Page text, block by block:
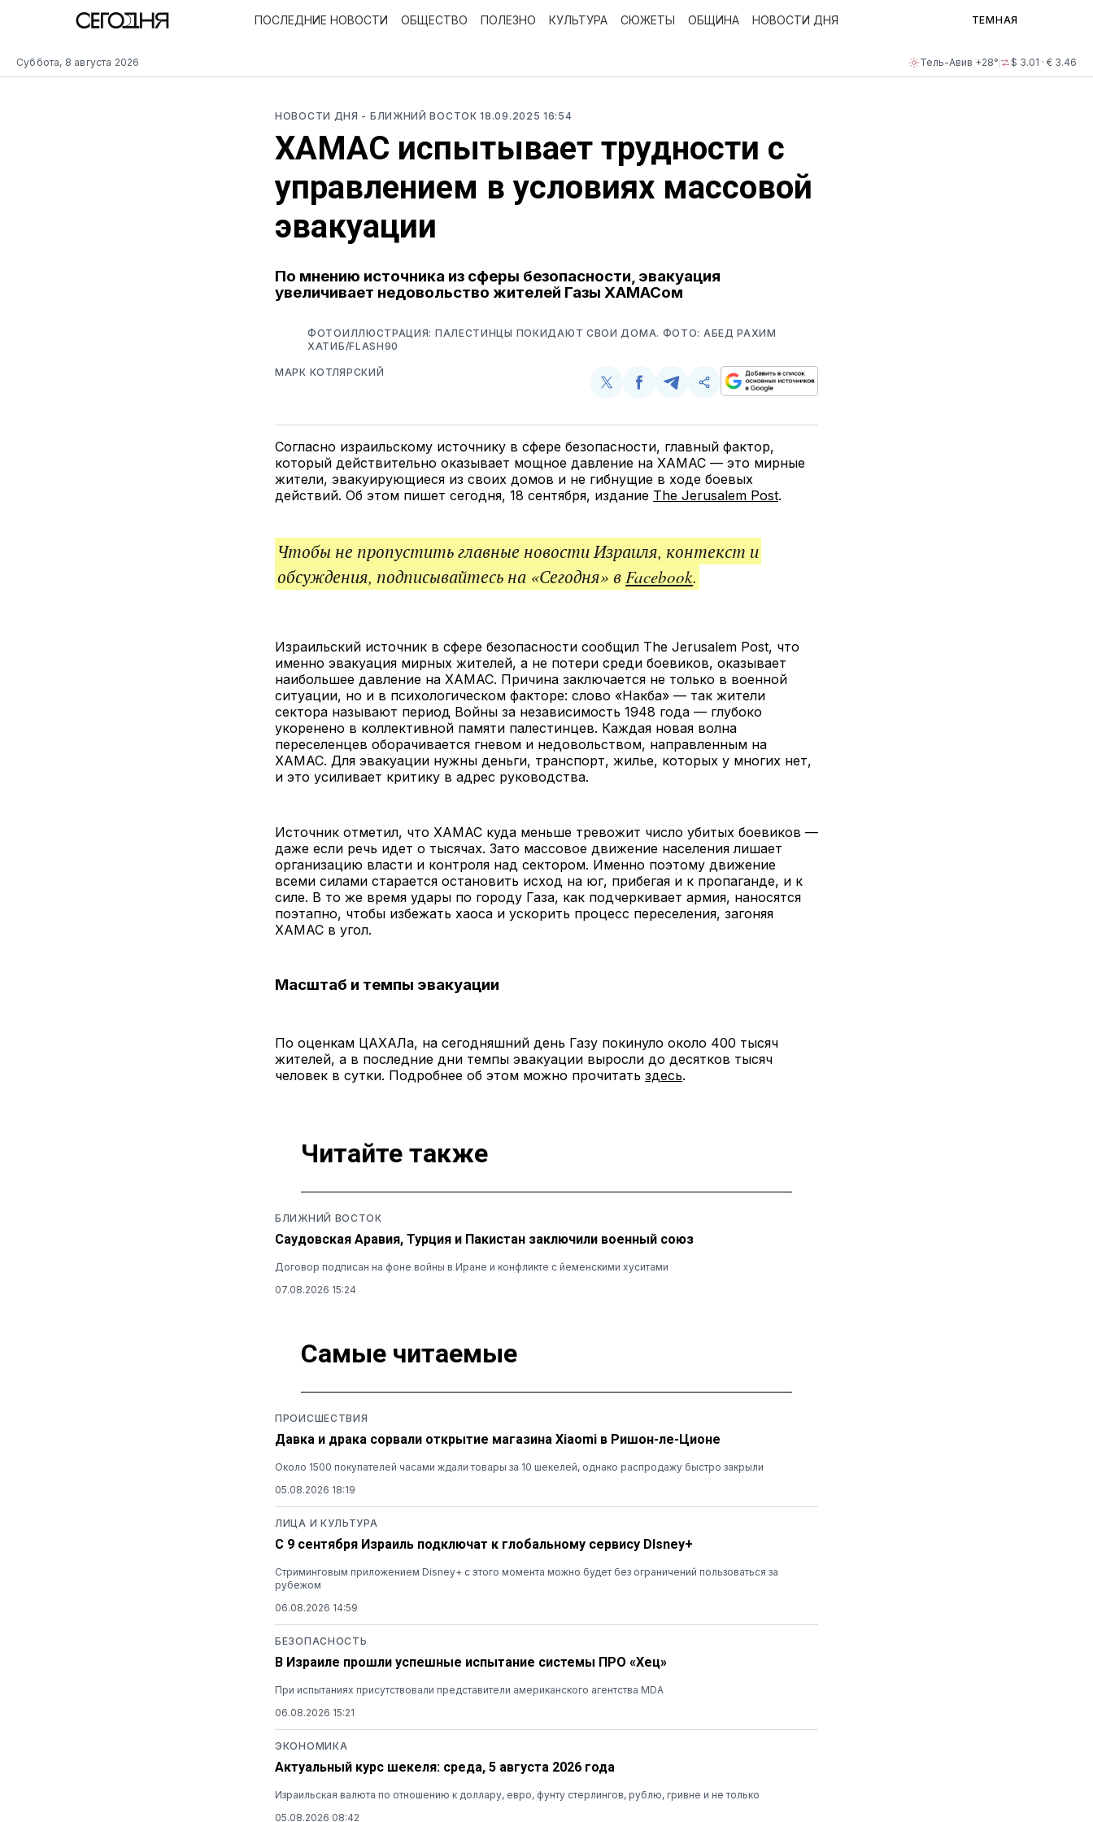
Суббота, 8 августа 2026 Тель-Авив +28° $ 3.01 · € 3.46
ПОСЛЕДНИЕ НОВОСТИ ОБЩЕСТВО ПОЛЕЗНО КУЛЬТУРА СЮЖЕТЫ ОБЩИНА НОВОСТИ ДНЯ ТЕМНАЯ
НОВОСТИ ДНЯ - БЛИЖНИЙ ВОСТОК18.09.2025 16:54
ХАМАС испытывает трудности с
управлением в условиях массовой
эвакуации
По мнению источника из сферы безопасности, эвакуация
увеличивает недовольство жителей Газы ХАМАСом
ФОТОИЛЛЮСТРАЦИЯ: ПАЛЕСТИНЦЫ ПОКИДАЮТ СВОИ ДОМА. ФОТО: АБЕД РАХИМ
ХАТИБ/FLASH90
МАРК КОТЛЯРСКИЙ
Поделиться
Twitter
Поделиться
Facebook
Поделиться
Telegram
Скопируйте
поделитесь
ссылкой
Согласно израильскому источнику в сфере безопасности, главный фактор,
который действительно оказывает мощное давление на ХАМАС — это мирные
жители, эвакуирующиеся из своих домов и не гибнущие в ходе боевых
действий. Об этом пишет сегодня, 18 сентября, издание The Jerusalem Post.
Чтобы не пропустить главные новости Израиля, контекст и
обсуждения, подписывайтесь на «Сегодня» вFacebook.
Израильский источник в сфере безопасности сообщил The Jerusalem Post, что
именно эвакуация мирных жителей, а не потери среди боевиков, оказывает
наибольшее давление на ХАМАС. Причина заключается не только в военной
ситуации, но и в психологическом факторе: слово «Накба» — так жители
сектора называют период Войны за независимость 1948 года — глубоко
укоренено в коллективной памяти палестинцев. Каждая новая волна
переселенцев оборачивается гневом и недовольством, направленным на
ХАМАС. Для эвакуации нужны деньги, транспорт, жилье, которых у многих нет,
и это усиливает критику в адрес руководства.
Источник отметил, что ХАМАС куда меньше тревожит число убитых боевиков —
даже если речь идет о тысячах. Зато массовое движение населения лишает
организацию власти и контроля над сектором. Именно поэтому движение
всеми силами старается остановить исход на юг, прибегая и к пропаганде, и к
силе. В то же время удары по городу Газа, как подчеркивает армия, наносятся
поэтапно, чтобы избежать хаоса и ускорить процесс переселения, загоняя
ХАМАС в угол.
Масштаб и темпы эвакуации
По оценкам ЦАХАЛа, на сегодняшний день Газу покинуло около 400 тысяч
жителей, а в последние дни темпы эвакуации выросли до десятков тысяч
человек в сутки. Подробнее об этом можно прочитать здесь.
Читайте также
БЛИЖНИЙ ВОСТОК
Саудовская Аравия, Турция и Пакистан заключили военный союз
Договор подписан на фоне войны в Иране и конфликте с йеменскими хуситами
07.08.2026 15:24
Самые читаемые
ПРОИСШЕСТВИЯ
Давка и драка сорвали открытие магазина Xiaomi в Ришон-ле-Ционе
Около 1500 покупателей часами ждали товары за 10 шекелей, однако распродажу быстро закрыли
05.08.2026 18:19
ЛИЦА И КУЛЬТУРА
С 9 сентября Израиль подключат к глобальному сервису DIsney+
Стриминговым приложением Disney+ с этого момента можно будет без ограничений пользоваться за
рубежом
06.08.2026 14:59
БЕЗОПАСНОСТЬ
В Израиле прошли успешные испытание системы ПРО «Хец»
При испытаниях присутствовали представители американского агентства MDA
06.08.2026 15:21
ЭКОНОМИКА
Актуальный курс шекеля: среда, 5 августа 2026 года
Израильская валюта по отношению к доллару, евро, фунту стерлингов, рублю, гривне и не только
05.08.2026 08:42